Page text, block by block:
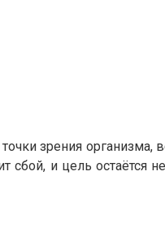
зрения
и цель остаётся